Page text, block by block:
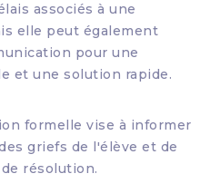
associés à une
elle peut également
pour une
et une solution rapide.
formelle vise à informer
griefs de l'élève et de
résolution.